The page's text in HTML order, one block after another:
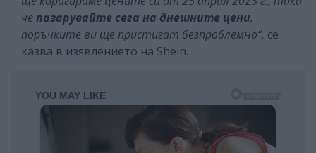
че пазарувайте сега на днешните цени,
поръчките ви ще пристигат безпроблемно“, се
казва в изявлението на Shein.